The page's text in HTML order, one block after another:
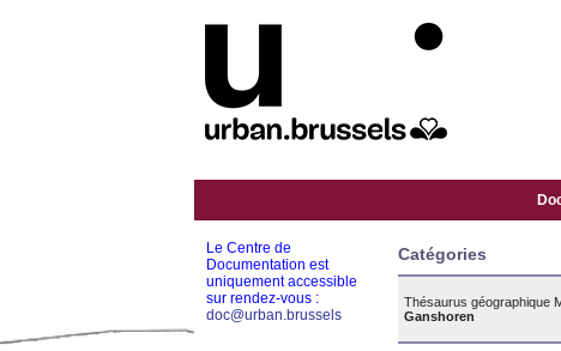
Catégories
Thésaurus géographique
Ganshoren
Le Centre de
Documentation est
uniquement accessible
sur rendez-vous :
doc@urban.brussels